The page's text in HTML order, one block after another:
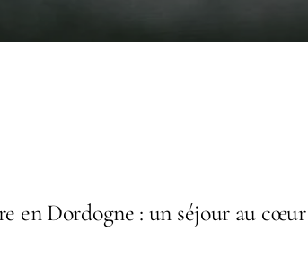
en Dordogne : un séjour au cœur